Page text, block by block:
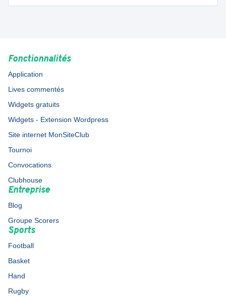
Fonctionnalités
Application
Lives commentés
Widgets gratuits
Widgets - Extension Wordpress
Site internet MonSiteClub
Tournoi
Convocations
Clubhouse
Entreprise
Blog
Groupe Scorers
Sports
Football
Basket
Hand
Rugby